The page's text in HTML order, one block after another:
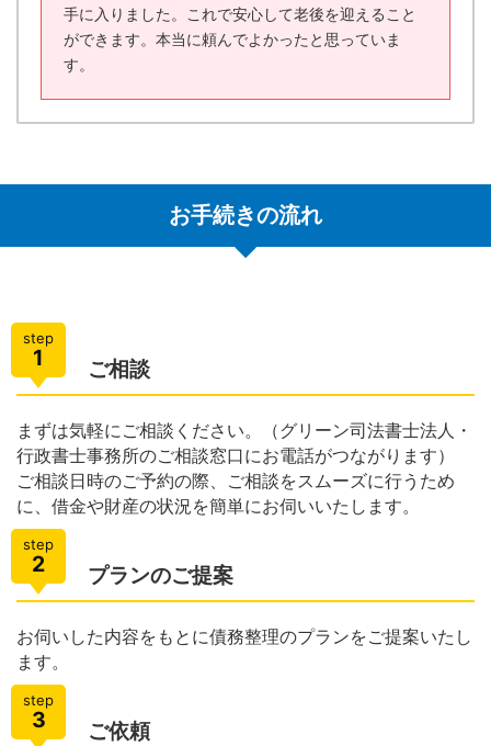
手に入りました。これで安心して老後を迎えること
ができます。本当に頼んでよかったと思っていま
す。
お手続きの流れ
step
1 ご相談
まずは気軽にご相談ください。（グリーン司法書士法人・
行政書士事務所のご相談窓口にお電話がつながります）
ご相談日時のご予約の際、ご相談をスムーズに行うため
に、借金や財産の状況を簡単にお伺いいたします。
step
2 プランのご提案
お伺いした内容をもとに債務整理のプランをご提案いたし
ます。
step
3 ご依頼